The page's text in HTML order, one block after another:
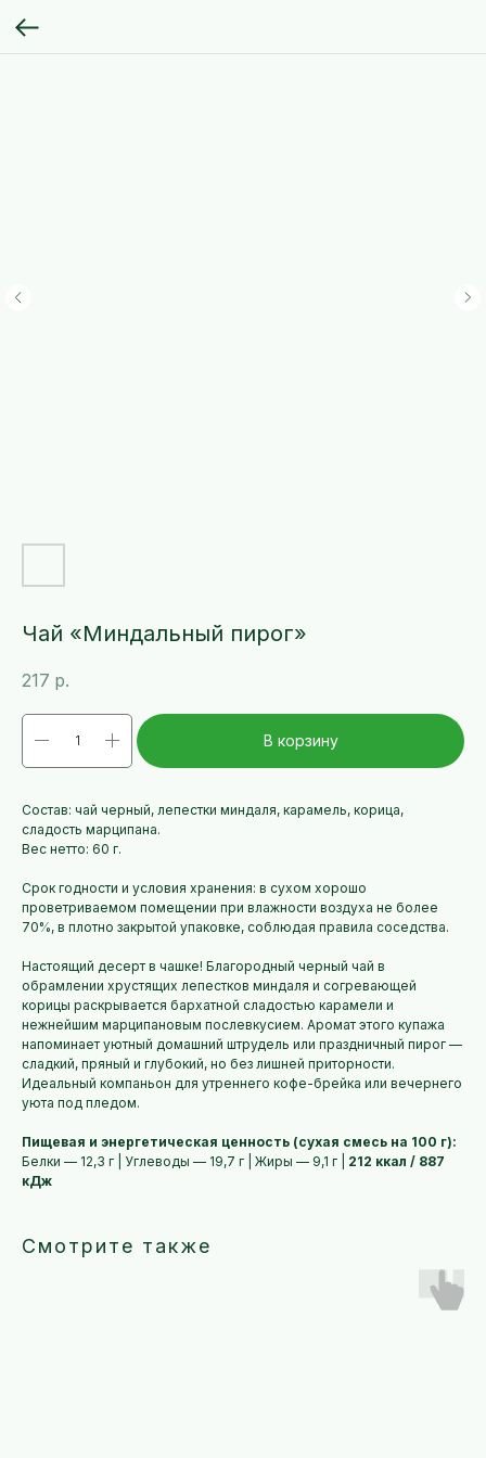
Чай «Миндальный пирог»
217 р.
В корзину
Состав: чай черный, лепестки миндаля, карамель, корица,
сладость марципана.
Вес нетто: 60 г.
Срок годности и условия хранения: в сухом хорошо
проветриваемом помещении при влажности воздуха не более
70%, в плотно закрытой упаковке, соблюдая правила соседства.
Настоящий десерт в чашке! Благородный черный чай в
обрамлении хрустящих лепестков миндаля и согревающей
корицы раскрывается бархатной сладостью карамели и
нежнейшим марципановым послевкусием. Аромат этого купажа
напоминает уютный домашний штрудель или праздничный пирог —
сладкий, пряный и глубокий, но без лишней приторности.
Идеальный компаньон для утреннего кофе-брейка или вечернего
уюта под пледом.
Пищевая и энергетическая ценность (сухая смесь на 100 г):
Белки — 12,3 г | Углеводы — 19,7 г | Жиры — 9,1 г | 212 ккал / 887
кДж
Смотрите также